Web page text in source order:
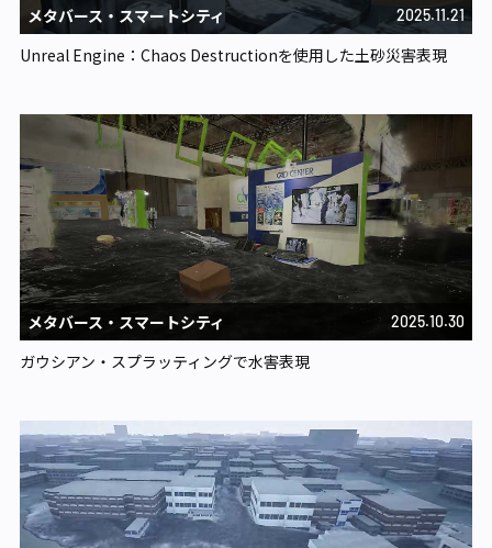
メタバース・スマートシティ​ 2025.11.21
Unreal Engine：Chaos Destructionを使用した土砂災害表現
メタバース・スマートシティ​ 2025.10.30
ガウシアン・スプラッティングで水害表現